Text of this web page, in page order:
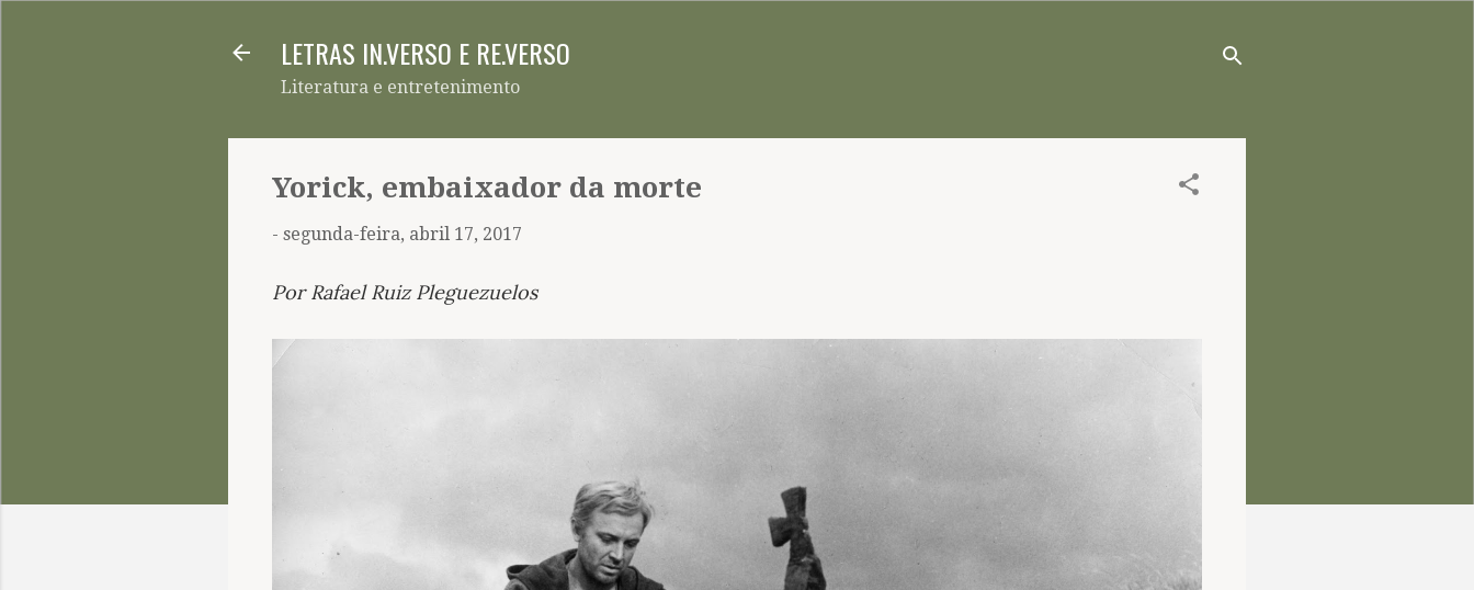
LETRAS IN.VERSO E RE.VERSO
Literatura e entretenimento
Yorick, embaixador da morte
- segunda-feira, abril 17, 2017
Por Rafael Ruiz Pleguezuelos